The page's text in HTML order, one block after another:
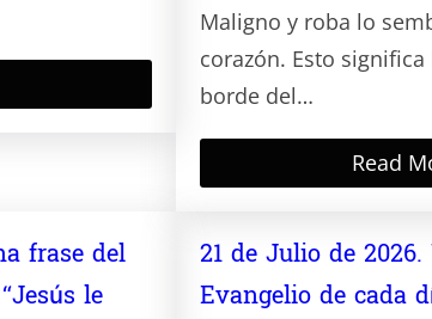
Maligno y roba lo
corazón. Esto
borde del…
Read
frase del
le
21 de Julio de
Evangelio de cada